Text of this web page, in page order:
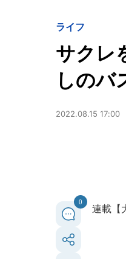
ライフ
サクレ
しのバ
2022.08.15 17:00
0
連載【